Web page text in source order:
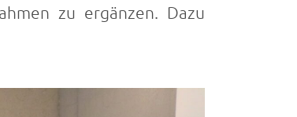
zu ergänzen. Dazu